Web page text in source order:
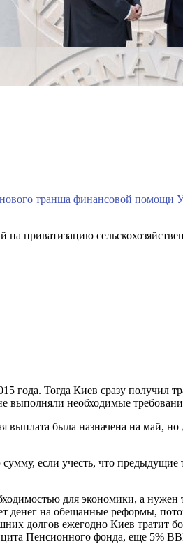
транша финансовой помощи
приватизацию
года. Тогда Киев сразу получил
выполняли необходимые
выплата была назначена на май,
если учесть, что
для экономики, а нужен
денег на обещанные реформы,
долгов ежегодно Киев тратит
Пенсионного фонда, еще 5%